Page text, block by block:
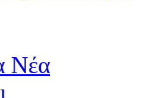
Νέα